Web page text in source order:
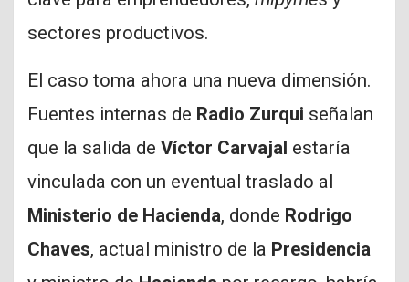
sectores productivos.
El caso toma ahora una nueva dimensión.
Fuentes internas de Radio Zurqui señalan
que la salida de Víctor Carvajal estaría
vinculada con un eventual traslado al
Ministerio de Hacienda, donde Rodrigo
Chaves, actual ministro de la Presidencia